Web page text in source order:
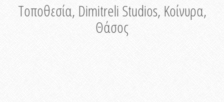
Τοποθεσία, Dimitreli Studios, Κοίνυρα,
Θάσος